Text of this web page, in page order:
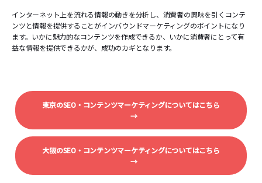
インターネット上を流れる情報の動きを分析し、消費者の興味を引くコンテ
ンツと情報を提供することがインバウンドマーケティングのポイントになり
ます。いかに魅力的なコンテンツを作成できるか、いかに消費者にとって有
益な情報を提供できるかが、成功のカギとなります。
東京のSEO・コンテンツマーケティングについてはこちら
→
大阪のSEO・コンテンツマーケティングについてはこちら
→